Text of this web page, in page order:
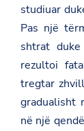
studiuar
Pas një
shtrat
rezultoi
tregtar
gradualisht
në një